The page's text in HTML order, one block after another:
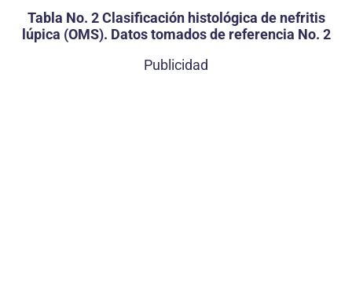
Tabla No. 2 Clasificación histológica de nefritis
lúpica (OMS). Datos tomados de referencia No. 2
Publicidad